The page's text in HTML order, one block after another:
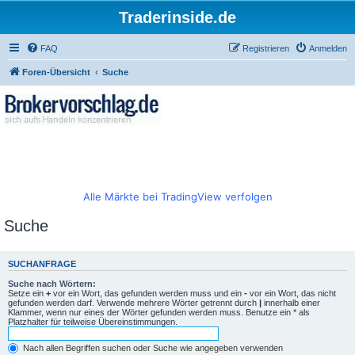
Traderinside.de
FAQ Anmelden
Registrieren
Foren-Übersicht Suche
Alle Märkte bei TradingView verfolgen
Suche
SUCHANFRAGE
Suche nach Wörtern:
Setze ein + vor ein Wort, das gefunden werden muss und ein - vor ein Wort, das nicht
gefunden werden darf. Verwende mehrere Wörter getrennt durch | innerhalb einer
Klammer, wenn nur eines der Wörter gefunden werden muss. Benutze ein * als
Platzhalter für teilweise Übereinstimmungen.
Nach allen Begriffen suchen oder Suche wie angegeben verwenden